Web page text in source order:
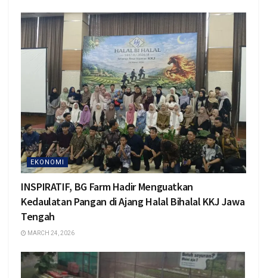
EKONOMI
INSPIRATIF, BG Farm Hadir Menguatkan
Kedaulatan Pangan di Ajang Halal Bihalal KKJ Jawa
Tengah
MARCH 24, 2026